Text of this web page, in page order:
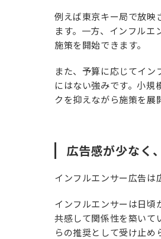
例えば東京キー局で放映
ます。一方、インフル
施策を開始できます。
また、予算に応じてイ
にはない強みです。小規
クを抑えながら施策を展
広告感が少なく
インフルエンサー広告は
インフルエンサーは日頃
共感して関係性を築いて
らの推奨として受け止め